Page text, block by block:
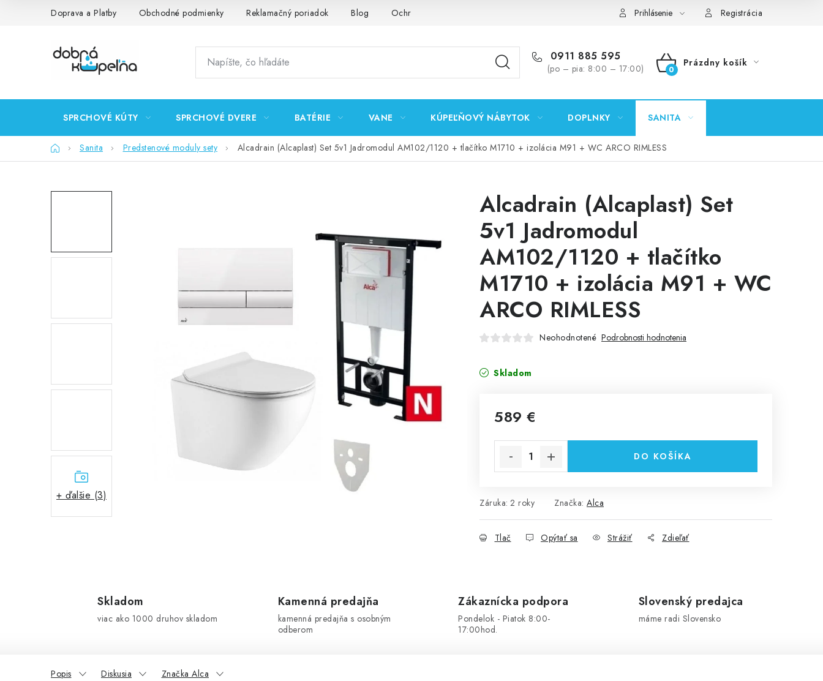
Doprava a Platby Obchodné podmienky Reklamačný poriadok Blog Ochrana osobných údajov GDPR Predajňa Nitra Formulár na vrátenie tovaru
Prihlásenie Registrácia
0911 885 595
(po – pia: 8:00 – 17:00)
NÁKUPNÝ
Prázdny košík
SPRCHOVÉ KÚTY SPRCHOVÉ DVERE BATÉRIE VANE KÚPEĽŇOVÝ NÁBYTOK DOPLNKY SANITA
DomovSanita Predstenové moduly sety Alcadrain (Alcaplast) Set 5v1 Jadromodul AM102/1120 + tlačítko M1710 + izolácia M91 + WC ARCO RIMLESS
+ ďalšie (3)
Alcadrain (Alcaplast) Set
5v1 Jadromodul
AM102/1120 + tlačítko
M1710 + izolácia M91 + WC
ARCO RIMLESS
Neohodnotené Podrobnosti hodnotenia
Skladom
589 €
DO KOŠÍKA
Záruka: 2 roky Značka: Alca
Tlač Opýtať sa Strážiť Zdieľať
Skladom
viac ako 1000 druhov skladom
Kamenná predajňa
kamenná predajňa s osobným
odberom
Zákaznícka podpora
Pondelok - Piatok 8:00-
17:00hod.
Slovenský predajca
máme radi Slovensko
Popis Diskusia Značka Alca